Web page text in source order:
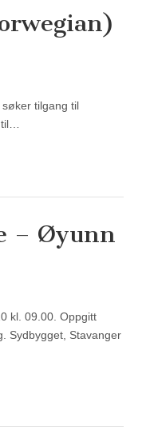
tilgang til
– Øyunn
kl. 09.00. Oppgitt
Sydbygget, Stavanger